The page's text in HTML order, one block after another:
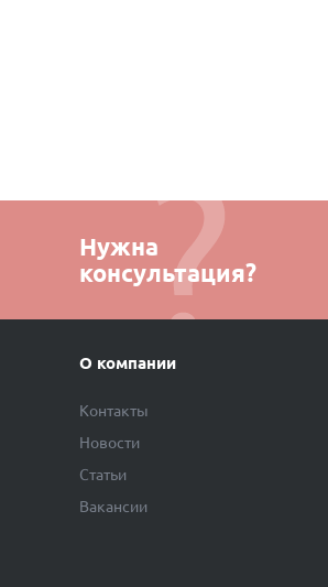
Нужна
консультация?
О компании
Контакты
Новости
Статьи
Вакансии